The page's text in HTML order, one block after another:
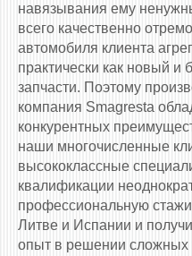
навязывания ему
всего качественно
автомобиля клиента
практически как новый и
запчасти. Поэтому
компания Smagresta
конкурентных
наши многочисленные
высококлассные
квалификации
профессиональную
Литве и Испании и
опыт в решении сложных